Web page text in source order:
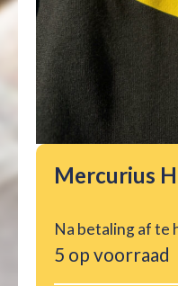
Mercurius
Na betaling af te
5 op voorraad